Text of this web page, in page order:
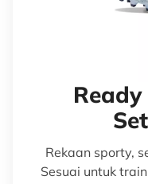
Rekaan sporty,
Sesuai untuk